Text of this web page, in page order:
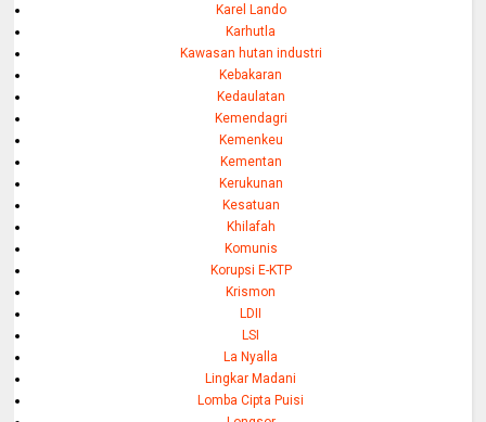
Karel Lando
Karhutla
Kawasan hutan industri
Kebakaran
Kedaulatan
Kemendagri
Kemenkeu
Kementan
Kerukunan
Kesatuan
Khilafah
Komunis
Korupsi E-KTP
Krismon
LDII
LSI
La Nyalla
Lingkar Madani
Lomba Cipta Puisi